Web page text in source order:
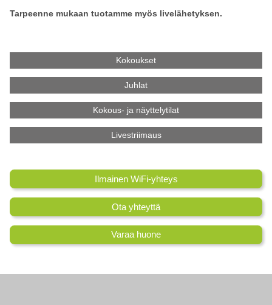
Tarpeenne mukaan tuotamme myös livelähetyksen.
Kokoukset
Juhlat
Kokous- ja näyttelytilat
Livestriimaus
Ilmainen WiFi-yhteys
Ota yhteyttä
Varaa huone